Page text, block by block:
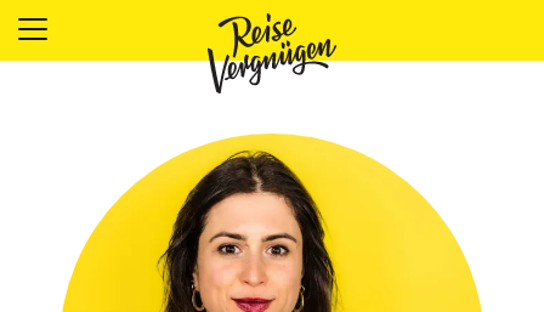
LÄNDER
OUTDOOR